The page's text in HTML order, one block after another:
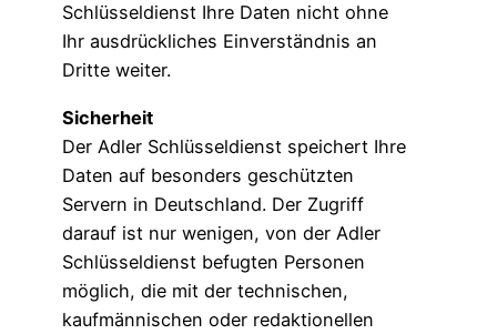
Schlüsseldienst Ihre Daten nicht ohne
Ihr ausdrückliches Einverständnis an
Dritte weiter.
Sicherheit
Der Adler Schlüsseldienst speichert Ihre
Daten auf besonders geschützten
Servern in Deutschland. Der Zugriff
darauf ist nur wenigen, von der Adler
Schlüsseldienst befugten Personen
möglich, die mit der technischen,
kaufmännischen oder redaktionellen